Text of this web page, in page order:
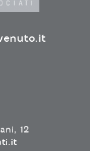
12